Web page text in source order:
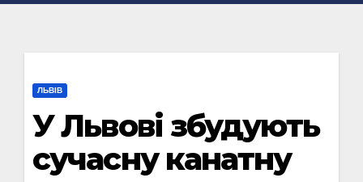
ЛЬВІВ
У Львові збудують
сучасну канатну